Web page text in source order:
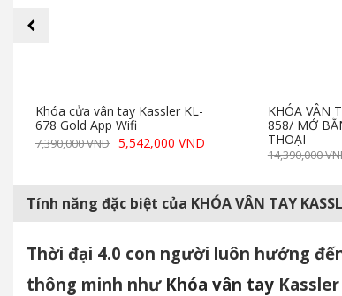
Khóa cửa vân tay Kassler KL-
678 Gold App Wifi
7,390,000 VND 5,542,000 VND
KHÓA VÂN
858/ MỞ
THOẠI
14,390,000
prev
Tính năng đặc biệt của KHÓA VÂN TAY
Thời đại 4.0 con người luôn hướng
thông minh nhưKhóa vân tay